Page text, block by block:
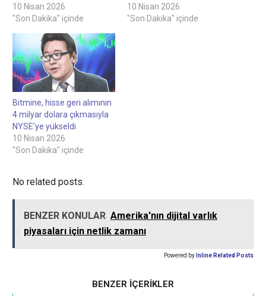
10 Nisan 2026
"Son Dakika" içinde
10 Nisan 2026
"Son Dakika" içinde
Bitmine, hisse geri alımının
4 milyar dolara çıkmasıyla
NYSE’ye yükseldi
10 Nisan 2026
"Son Dakika" içinde
No related posts.
BENZER KONULAR Amerika'nın dijital varlık
piyasaları için netlik zamanı
Powered by Inline Related Posts
BENZER İÇERİKLER